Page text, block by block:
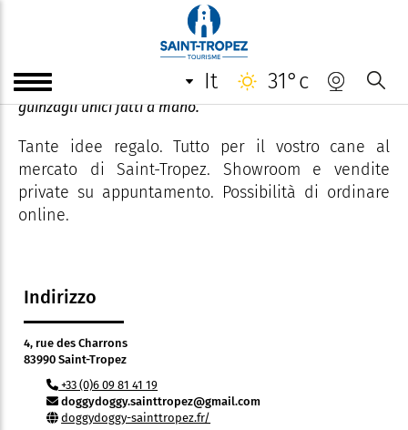
it 31°c
Doggy Doggy
Accessori chic e originali per cani e gatti. Collari e
guinzagli unici fatti a mano.
Tante idee regalo. Tutto per il vostro cane al
mercato di Saint-Tropez. Showroom e vendite
private su appuntamento. Possibilità di ordinare
online.
Indirizzo
4, rue des Charrons
83990 Saint-Tropez
+33 (0)6 09 81 41 19
doggydoggy.sainttropez@gmail.com
doggydoggy-sainttropez.fr/